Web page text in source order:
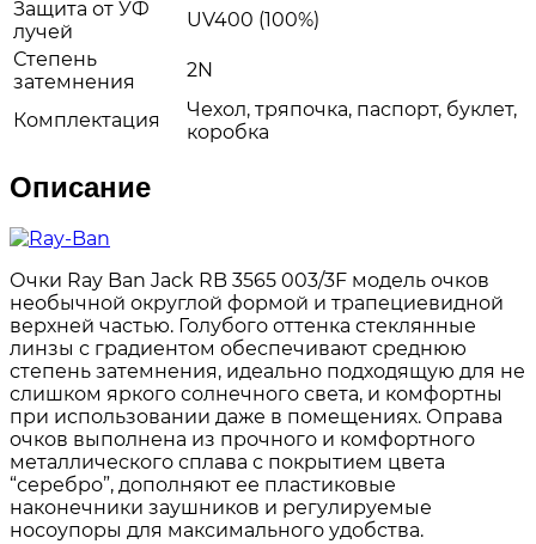
Защита от УФ
лучей
UV400 (100%)
Степень
затемнения
2N
Комплектация
Чехол, тряпочка, паспорт, буклет,
коробка
Описание
Очки Ray Ban Jack RB 3565 003/3F модель очков
необычной округлой формой и трапециевидной
верхней частью. Голубого оттенка стеклянные
линзы с градиентом обеспечивают среднюю
степень затемнения, идеально подходящую для не
слишком яркого солнечного света, и комфортны
при использовании даже в помещениях. Оправа
очков выполнена из прочного и комфортного
металлического сплава с покрытием цвета
“серебро”, дополняют ее пластиковые
наконечники заушников и регулируемые
носоупоры для максимального удобства.